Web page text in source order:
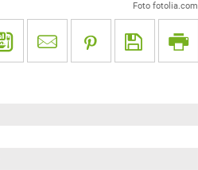
Foto fotolia.com